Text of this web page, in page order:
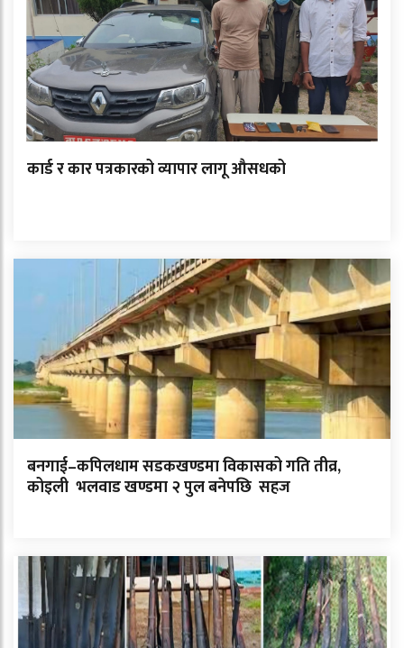
कार्ड र कार पत्रकारको व्यापार लागू औसधको
बनगाई–कपिलधाम सडकखण्डमा विकासको गति तीव्र,
कोइली भलवाड खण्डमा २ पुल बनेपछि सहज